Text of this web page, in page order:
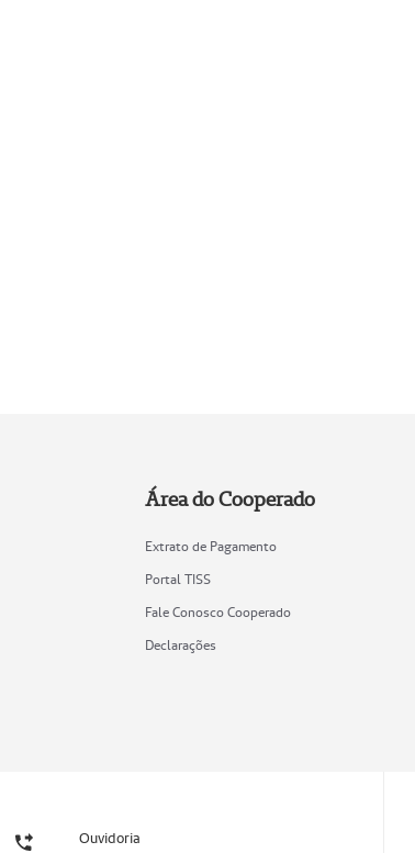
Área do Cooperado
Extrato de Pagamento
Portal TISS
Fale Conosco Cooperado
Declarações
Ouvidoria